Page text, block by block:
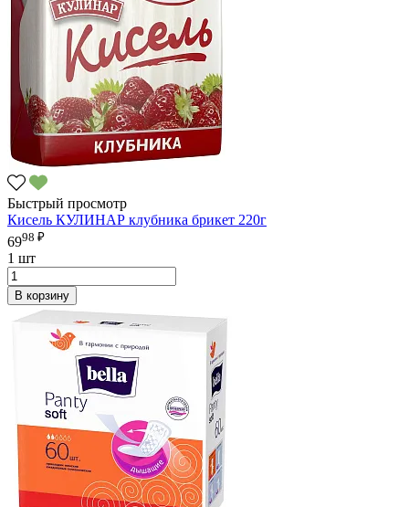
Быстрый просмотр
Кисель КУЛИНАР клубника брикет 220г
6998 ₽
1 шт
В корзину